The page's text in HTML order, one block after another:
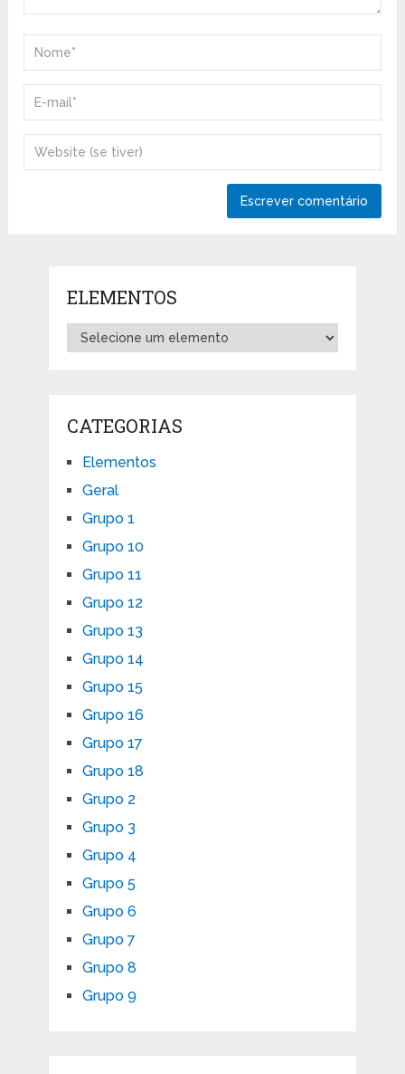
ELEMENTOS
CATEGORIAS
Elementos
Geral
Grupo 1
Grupo 10
Grupo 11
Grupo 12
Grupo 13
Grupo 14
Grupo 15
Grupo 16
Grupo 17
Grupo 18
Grupo 2
Grupo 3
Grupo 4
Grupo 5
Grupo 6
Grupo 7
Grupo 8
Grupo 9